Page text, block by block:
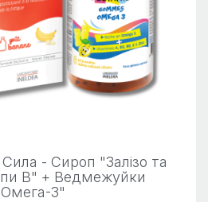
- Сироп "Залізо та
В" + Ведмежуйки
3"